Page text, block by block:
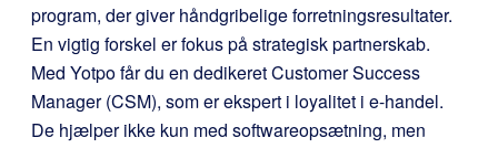
program, der giver håndgribelige forretningsresultater.
En vigtig forskel er fokus på strategisk partnerskab.
Med Yotpo får du en dedikeret Customer Success
Manager (CSM), som er ekspert i loyalitet i e-handel.
De hjælper ikke kun med softwareopsætning, men